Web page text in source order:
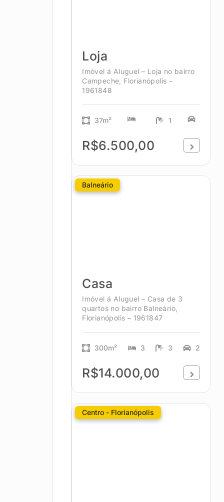
Loja
Imóvel á Aluguel – Loja no bairro
Campeche, Florianópolis –
1961848
37m² 1
R$6.500,00
Balneário
Casa
Imóvel á Aluguel – Casa de 3
quartos no bairro Balneário,
Florianópolis – 1961847
300m² 3 3 2
R$14.000,00
Centro - Florianópolis